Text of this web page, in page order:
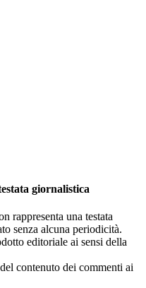
giornalistica
rappresenta una testata
senza alcuna periodicità.
editoriale ai sensi della
contenuto dei commenti ai